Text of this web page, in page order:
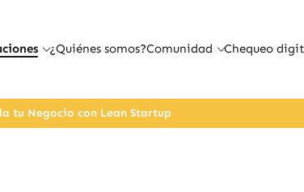
¿Quiénes somos?Comunidad Chequeo
tu Negocio con Lean Startup